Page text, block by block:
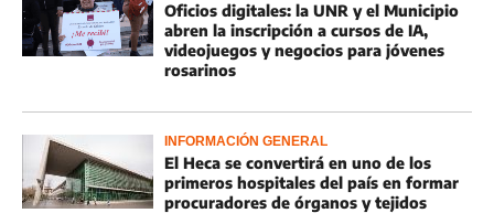
Oficios digitales: la UNR y el Municipio
abren la inscripción a cursos de IA,
videojuegos y negocios para jóvenes
rosarinos
INFORMACIÓN GENERAL
El Heca se convertirá en uno de los
primeros hospitales del país en formar
procuradores de órganos y tejidos